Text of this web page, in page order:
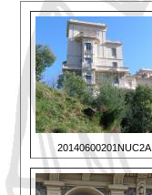
20140600201NUC2A